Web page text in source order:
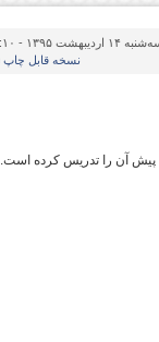
۱۴ اردیبهشت ۱۳۹۵ - ۱۲:۱۰
نسخه قابل چاپ
آن را تدریس کرده است.